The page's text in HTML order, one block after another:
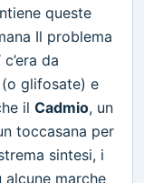
queste
Il problema
da
(o glifosate) e
il Cadmio, un
toccasana per
sintesi, i
marche